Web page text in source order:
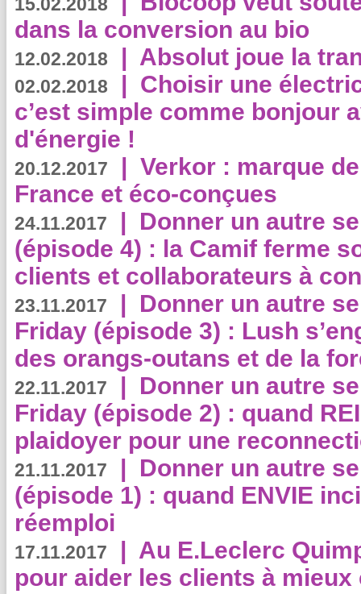
dans la conversion au bio
12.02.2018 | Absolut joue la
02.02.2018 | Choisir une
c’est simple comme bonjour
d'énergie !
20.12.2017 | Verkor : marque
France et éco-conçues
24.11.2017 | Donner un autre
(épisode 4) : la Camif ferme
clients et collaborateurs à
23.11.2017 | Donner un autre
Friday (épisode 3) : Lush
des orangs-outans et de la
22.11.2017 | Donner un autre
Friday (épisode 2) : quand
plaidoyer pour une
21.11.2017 | Donner un autre
(épisode 1) : quand ENVIE
réemploi
17.11.2017 | Au E.Leclerc
pour aider les clients à